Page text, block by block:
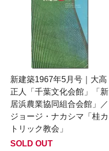
新建築1967年5月号｜大高
正人「千葉文化会館」「新
居浜農業協同組合会館」／
ジョージ・ナカシマ「桂カ
トリック教会」
SOLD OUT